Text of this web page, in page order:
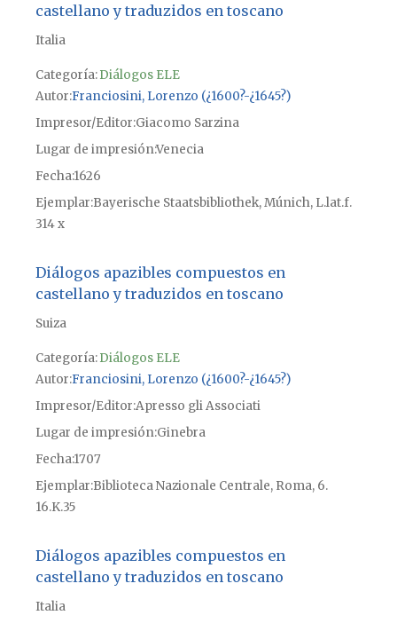
castellano y traduzidos en toscano
Italia
Categoría:Diálogos ELE
Autor Franciosini, Lorenzo (¿1600?-¿1645?)
Impresor/Editor Giacomo Sarzina
Lugar de impresiónVenecia
Fecha1626
Ejemplar Bayerische Staatsbibliothek, Múnich, L.lat.f.
314 x
Diálogos apazibles compuestos en
castellano y traduzidos en toscano
Suiza
Categoría:Diálogos ELE
Autor Franciosini, Lorenzo (¿1600?-¿1645?)
Impresor/Editor Apresso gli Associati
Lugar de impresiónGinebra
Fecha1707
Ejemplar Biblioteca Nazionale Centrale, Roma, 6.
16.K.35
Diálogos apazibles compuestos en
castellano y traduzidos en toscano
Italia